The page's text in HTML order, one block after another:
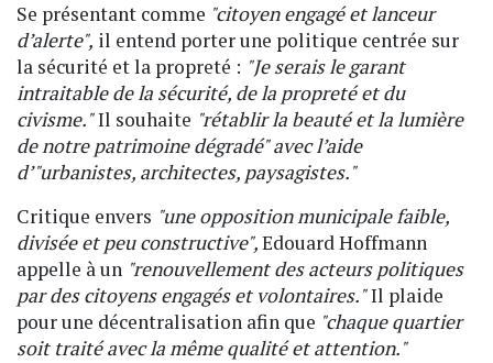
Se présentant comme "citoyen engagé et lanceur
d’alerte", il entend porter une politique centrée sur
la sécurité et la propreté : "Je serais le garant
intraitable de la sécurité, de la propreté et du
civisme."Il souhaite "rétablir la beauté et la lumière
de notre patrimoine dégradé" avec l’aide
d’"urbanistes, architectes, paysagistes."
Critique envers "une opposition municipale faible,
divisée et peu constructive",Edouard Hoffmann
appelle à un "renouvellement des acteurs politiques
par des citoyens engagés et volontaires."Il plaide
pour une décentralisation afin que "chaque quartier
soit traité avec la même qualité et attention."